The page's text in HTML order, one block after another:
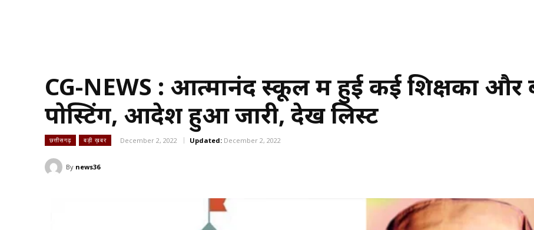
CG-NEWS : आत्मानंद स्कूल में हुई कई शिक्षकों
पोस्टिंग, आदेश हुआ जारी, देखें लिस्ट
छत्तीसगढ़ बड़ी ख़बर December 2, 2022 Updated: December 2, 2022
By news36